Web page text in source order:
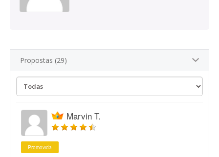
Propostas (29)
Marvin T.
Promovida